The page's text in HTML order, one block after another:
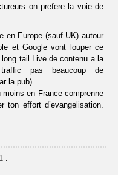
on prefere la voie de
en Europe (sauf UK) autour
et Google vont louper ce
tail Live de contenu a la
pas beaucoup de
la pub).
moins en France comprenne
effort d’evangelisation.
: